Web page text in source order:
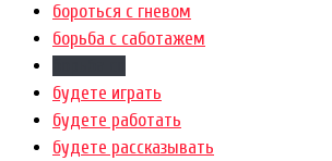
бороться с гневом
борьба с саботажем
будете играть
будете работать
будете рассказывать